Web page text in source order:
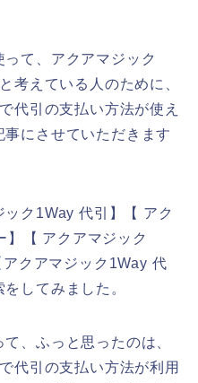
て、アクアマジック
考えている人のために、
代引の支払い方法が使え
にさせていただきます
ク1Way 代引】【 アク
】【 アクアマジック
クアマジック1Way 代
してみました。
、ふっと思ったのは、
代引の支払い方法が利用